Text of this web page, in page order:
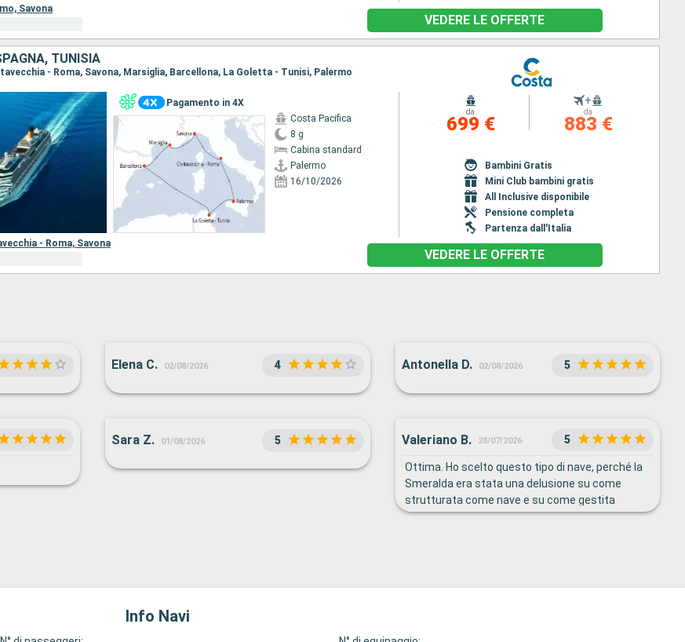
Savona
VEDERE LE OFFERTE
TUNISIA
- Roma, Savona, Marsiglia, Barcellona, La Goletta - Tunisi, Palermo
Pagamento in 4X
Costa Pacifica
8 g
Cabina standard
Palermo
16/10/2026
da
699 €
+
da
883 €
Bambini Gratis
Mini Club bambini gratis
All Inclusive disponibile
Pensione completa
Partenza dall'Italia
- Roma, Savona
VEDERE LE OFFERTE
Elena C. 02/08/2026 4 Antonella D. 02/08/2026 5
Sara Z. 01/08/2026 5 Valeriano B. 28/07/2026 5
Ottima. Ho scelto questo tipo di nave, perché la
Smeralda era stata una delusione su come
strutturata come nave e su come gestita
Info Navi